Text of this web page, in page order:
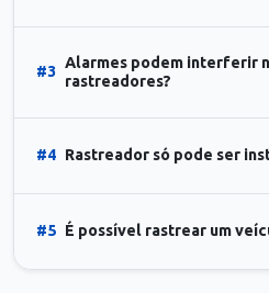
#3
Alarmes podem interferir
rastreadores?
#4 Rastreador só pode ser
#5 É possível rastrear um